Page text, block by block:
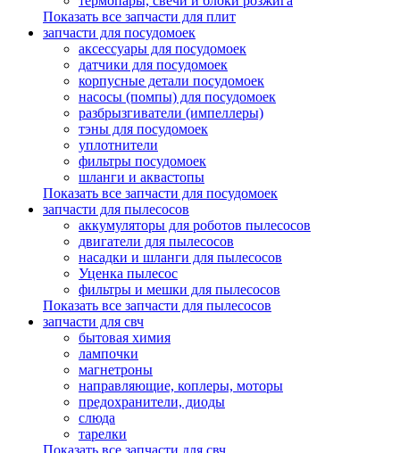
Показать все запчасти для плит
запчасти для посудомоек
аксессуары для посудомоек
датчики для посудомоек
корпусные детали посудомоек
насосы (помпы) для посудомоек
разбрызгиватели (импеллеры)
тэны для посудомоек
уплотнители
фильтры посудомоек
шланги и аквастопы
Показать все запчасти для посудомоек
запчасти для пылесосов
аккумуляторы для роботов пылесосов
двигатели для пылесосов
насадки и шланги для пылесосов
Уценка пылесос
фильтры и мешки для пылесосов
Показать все запчасти для пылесосов
запчасти для свч
бытовая химия
лампочки
магнетроны
направляющие, коплеры, моторы
предохранители, диоды
слюда
тарелки
Показать все запчасти для свч